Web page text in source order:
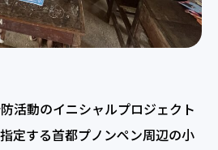
活動のイニシャルプロジェクト
定する首都プノンペン周辺の小